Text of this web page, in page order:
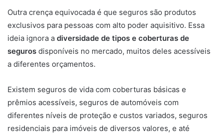
Outra crença equivocada é que seguros são produtos
exclusivos para pessoas com alto poder aquisitivo. Essa
ideia ignora a diversidade de tipos e coberturas de
seguros disponíveis no mercado, muitos deles acessíveis
a diferentes orçamentos.
Existem seguros de vida com coberturas básicas e
prêmios acessíveis, seguros de automóveis com
diferentes níveis de proteção e custos variados, seguros
residenciais para imóveis de diversos valores, e até